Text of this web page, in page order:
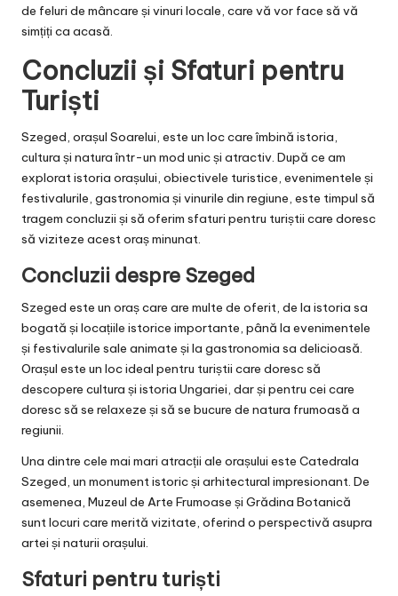
de feluri de mâncare și vinuri locale, care vă vor face să vă
simțiți ca acasă.
Concluzii și Sfaturi pentru
Turiști
Szeged, orașul Soarelui, este un loc care îmbină istoria,
cultura și natura într-un mod unic și atractiv. După ce am
explorat istoria orașului, obiectivele turistice, evenimentele și
festivalurile, gastronomia și vinurile din regiune, este timpul să
tragem concluzii și să oferim sfaturi pentru turiștii care doresc
să viziteze acest oraș minunat.
Concluzii despre Szeged
Szeged este un oraș care are multe de oferit, de la istoria sa
bogată și locațiile istorice importante, până la evenimentele
și festivalurile sale animate și la gastronomia sa delicioasă.
Orașul este un loc ideal pentru turiștii care doresc să
descopere cultura și istoria Ungariei, dar și pentru cei care
doresc să se relaxeze și să se bucure de natura frumoasă a
regiunii.
Una dintre cele mai mari atracții ale orașului este Catedrala
Szeged, un monument istoric și arhitectural impresionant. De
asemenea, Muzeul de Arte Frumoase și Grădina Botanică
sunt locuri care merită vizitate, oferind o perspectivă asupra
artei și naturii orașului.
Sfaturi pentru turiști